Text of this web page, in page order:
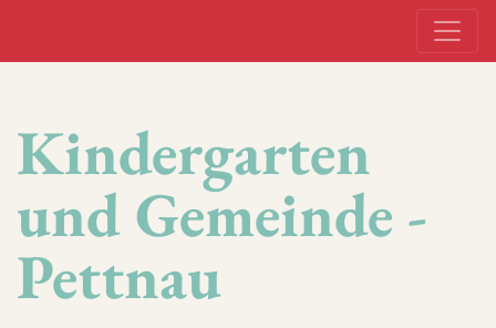
Kindergarten
und Gemeinde -
Pettnau